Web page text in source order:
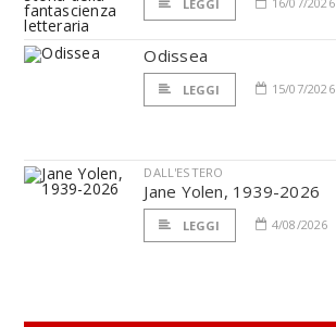
LEGGI
Odissea
LEGGI 15/07/2026
DALL'ESTERO
Jane Yolen, 1939-2026
LEGGI 4/08/2026